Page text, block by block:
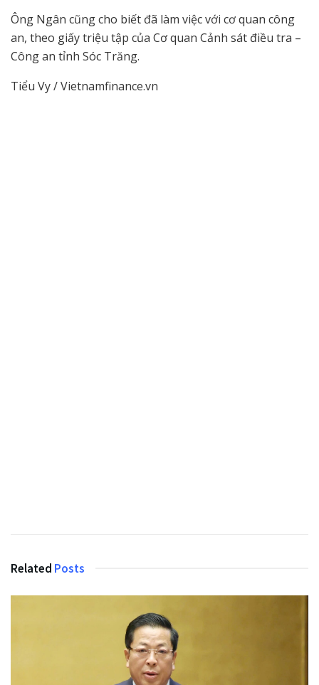
Ông Ngân cũng cho biết đã làm việc với cơ quan công
an, theo giấy triệu tập của Cơ quan Cảnh sát điều tra –
Công an tỉnh Sóc Trăng.
Tiểu Vy / Vietnamfinance.vn
Related Posts